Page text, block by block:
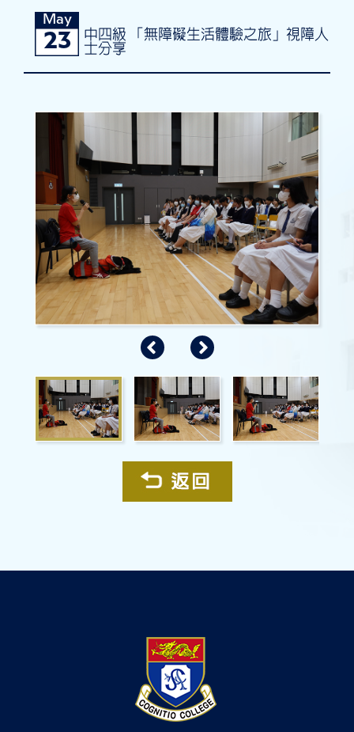
May
23
中四級 「無障礙生活體驗之旅」視障人
士分享